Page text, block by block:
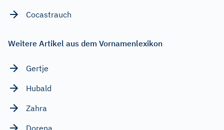
Cocastrauch
Weitere Artikel aus dem Vornamenlexikon
Gertje
Hubald
Zahra
Dorena